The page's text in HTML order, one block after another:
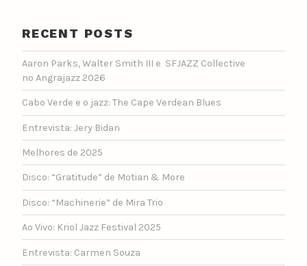
RECENT POSTS
Aaron Parks, Walter Smith III e SFJAZZ Collective
no Angrajazz 2026
Cabo Verde e o jazz: The Cape Verdean Blues
Entrevista: Jery Bidan
Melhores de 2025
Disco: “Gratitude” de Motian & More
Disco: “Machinerie” de Mira Trio
Ao Vivo: Kriol Jazz Festival 2025
Entrevista: Carmen Souza